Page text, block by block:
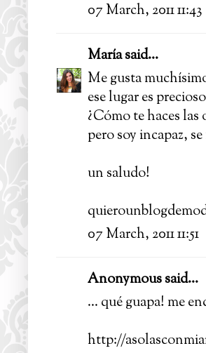
07 March, 2011 11:43
Maríasaid...
Me gusta
ese lugar es
¿Cómo te haces
pero soy incapaz,
un saludo!
07 March, 2011 11:51
Anonymous said...
... qué guapa! me
http://